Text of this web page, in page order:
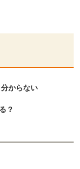
からない
？